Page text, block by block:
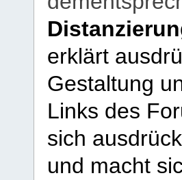
erklärt
Gestaltung
Links des
sich
und macht